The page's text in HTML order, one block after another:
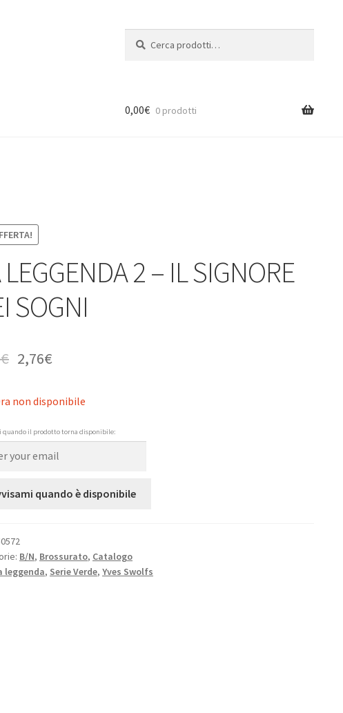
0,00€ 0 prodotti
LEGGENDA 2 – IL SIGNORE
SOGNI
€ 2,76€
non disponibile
quando il prodotto torna disponibile:
quando è disponibile
B/N, Brossurato, Catalogo
leggenda, Serie Verde, Yves Swolfs